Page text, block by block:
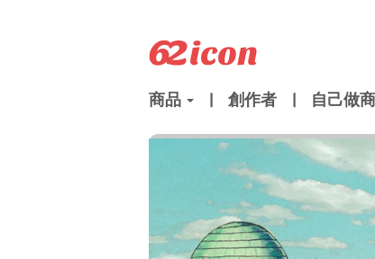
商品 | 創作者 | 自己做